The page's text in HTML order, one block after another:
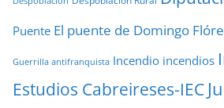
Puente El puente de Domingo
Guerrilla antifranquista Incendio incendios
Estudios Cabreireses-IEC